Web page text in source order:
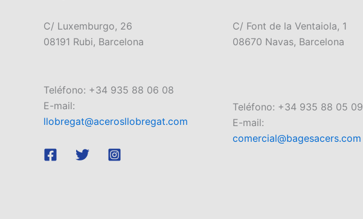
C/ Luxemburgo, 26
08191 Rubi, Barcelona
Teléfono: +34 935 88 06 08
E-mail:
llobregat@acerosllobregat.com
C/ Font de la Ventaiola, 1
08670 Navas, Barcelona
Teléfono: +34 935 88 05 09
E-mail:
comercial@bagesacers.com